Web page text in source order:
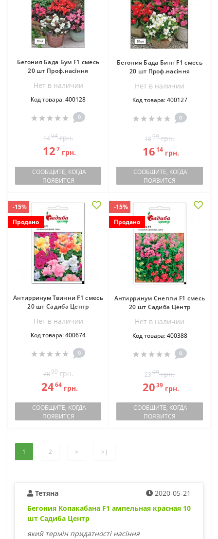
Бегония Бада Бум F1 смесь
20 шт Проф.насіння
Нет в наличии
Код товара: 400128
0
1494грн.
127 грн.
СООБЩИТЕ, КОГДА
ПОЯВИТСЯ
Бегония Бада Бинг F1 смесь
20 шт Проф.насіння
Нет в наличии
Код товара: 400127
0
1899грн.
16 14 грн.
СООБЩИТЕ, КОГДА
ПОЯВИТСЯ
-15%
Продано
Антирринум Твинни F1 смесь
20 шт Садиба Центр
Нет в наличии
Код товара: 400674
0
2899грн.
2464грн.
СООБЩИТЕ, КОГДА
ПОЯВИТСЯ
-15%
Продано
Антирринум Снеппи F1 смесь
20 шт Садиба Центр
Нет в наличии
Код товара: 400388
0
2399грн.
2039 грн.
СООБЩИТЕ, КОГДА
ПОЯВИТСЯ
1 2 > >|
Тетяна
2020-05-21
Бегония Копакабана F1 ампельная красная 10
шт Садиба Центр
який термін придатності насіння